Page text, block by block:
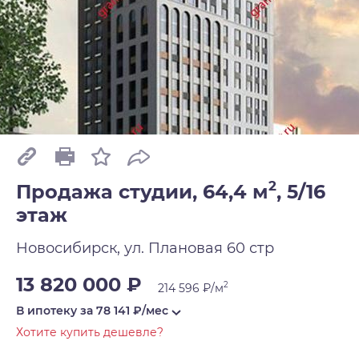
Продажа студии, 64,4 м2, 5/16
этаж
Новосибирск, ул. Плановая 60 стр
13 820 000 ₽ 214 596 ₽/м2
В ипотеку за 78 141 ₽/мес
Хотите купить дешевле?